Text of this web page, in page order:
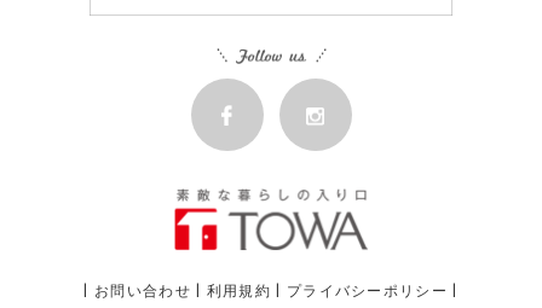
| お問い合わせ | 利用規約 | プライバシーポリシー |